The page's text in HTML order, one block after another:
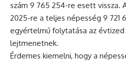
szám 9 765 254-re esett vissza.
2025-re a teljes népesség 9 721
egyértelmű folytatása az
lejtmenetnek.
Érdemes kiemelni, hogy a